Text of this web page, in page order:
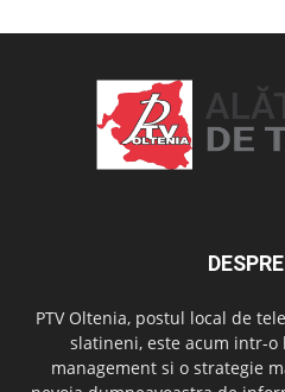
PTV Oltenia, postul local de
slatineni, este acum intr-o
management si o strategie